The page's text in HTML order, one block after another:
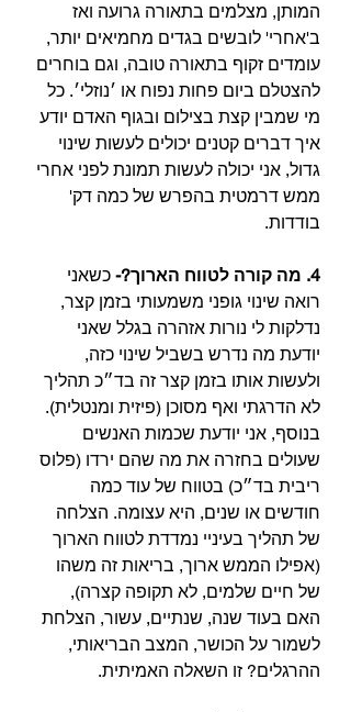
המותן, מצלמים בתאורה גרועה ואז
ב'אחרי' לובשים בגדים מחמיאים יותר,
עומדים זקוף בתאורה טובה, וגם בוחרים
להצטלם ביום פחות נפוח או ׳נוזלי׳. כל
מי שמבין קצת בצילום ובגוף האדם יודע
איך דברים קטנים יכולים לעשות שינוי
גדול, אני יכולה לעשות תמונת לפני אחרי
ממש דרמטית בהפרש של כמה דק'
בודדות.⁣⁣⁣
4. מה קורה לטווח הארוך?-
כשאני
רואה שינוי גופני משמעותי בזמן קצר,
נדלקות לי נורות אזהרה בגלל שאני
יודעת מה נדרש בשביל שינוי כזה,
ולעשות אותו בזמן קצר זה בד״כ תהליך
לא הדרגתי ואף מסוכן (פיזית ומנטלית).
בנוסף, אני יודעת שכמות האנשים
שעולים בחזרה את מה שהם ירדו (פלוס
ריבית בד״כ) בטווח של עוד כמה
חודשים או שנים, היא עצומה. הצלחה
של תהליך בעיניי נמדדת לטווח הארוך
(אפילו הממש ארוך, בריאות זה משהו
של חיים שלמים, לא תקופה קצרה),
האם בעוד שנה, שנתיים, עשור, הצלחת
לשמור על הכושר, המצב הבריאותי,
ההרגלים?⁣⁣ זו השאלה האמיתית.⁣